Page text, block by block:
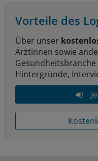
Vorteile des
Über unser
Ärztinnen sowie
Hintergründe,